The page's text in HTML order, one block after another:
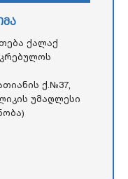
ქალაქ
ქ.№37,
უმაღლესი